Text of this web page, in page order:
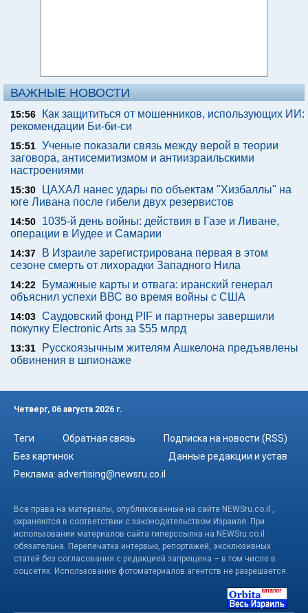
ВАЖНЫЕ НОВОСТИ
15:56
Как защититься от мошенников, использующих ИИ:
рекомендации Би-би-си
15:51 Ученые показали связь между верой в теории
заговора, антисемитизмом и антиизраильскими
настроениями
15:30
ЦАХАЛ нанес удары по объектам "Хизбаллы" на
юге Ливана после гибели двух резервистов
14:50
1035-й день войны: действия в Газе и Ливане,
операции в Иудее и Самарии
14:37
В Израиле зарегистрирована первая в этом
сезоне смерть от лихорадки Западного Нила
14:22
Бумажные карты и отвага: иранский генерал
объяснил успехи ВВС во время войны с США
14:03 Саудовский фонд PIF и партнеры завершили
покупку Electronic Arts за $55 млрд
13:31
Русскоязычным жителям Ашкелона предъявлены
обвинения в шпионаже
Четверг, 06 августа 2026 г.
Теги Обратная связь
Подписка на новости (RSS)
Без картинок
Данные редакции и устав
Реклама: advertising@newsru.co.il
Все права на материалы, опубликованные на сайте NEWSru.co.il ,
охраняются в соответствии с законодательством Израиля. При
использовании материалов сайта гиперссылка на NEWSru.co.il
обязательна. Перепечатка интервью, репортажей, эксклюзивных
статей без согласования с редакцией запрещена – в том числе в
соцсетях. Использование фотоматериалов агентств не разрешается.